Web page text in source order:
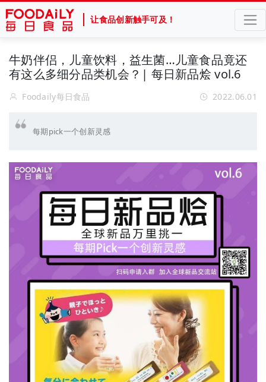
让食品创新触手可及！
牛奶伴侣，儿童饮料，益生菌…儿童食品竟还
有这么多细分品类机会？| 每日新品烩 vol.6
Foodaily每日食品 2022.06.01
每期pick一个创新灵感